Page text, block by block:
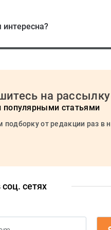
интересна?
на рассылку
статьями
подборку от редакции раз в
сетях